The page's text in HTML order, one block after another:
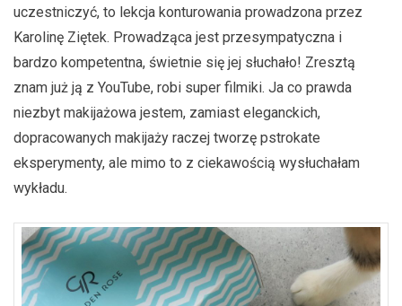
uczestniczyć, to lekcja konturowania prowadzona przez
Karolinę Ziętek. Prowadząca jest przesympatyczna i
bardzo kompetentna, świetnie się jej słuchało! Zresztą
znam już ją z YouTube, robi super filmiki. Ja co prawda
niezbyt makijażowa jestem, zamiast eleganckich,
dopracowanych makijaży raczej tworzę pstrokate
eksperymenty, ale mimo to z ciekawością wysłuchałam
wykładu.